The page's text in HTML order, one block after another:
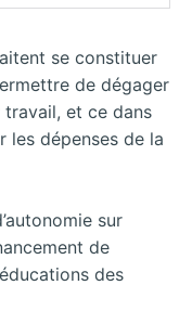
se constituer
de dégager
et ce dans
les dépenses de la
sur
de
des